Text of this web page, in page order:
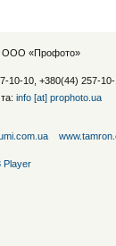
ООО «Профото»
10-10, +380(44) 257-10-
info [at] prophoto.ua
Player